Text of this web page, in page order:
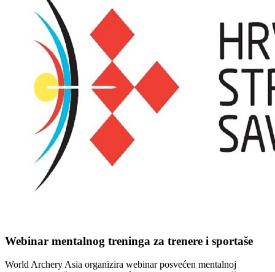
Webinar mentalnog treninga za trenere i sportaše
World Archery Asia organizira webinar posvećen mentalnoj